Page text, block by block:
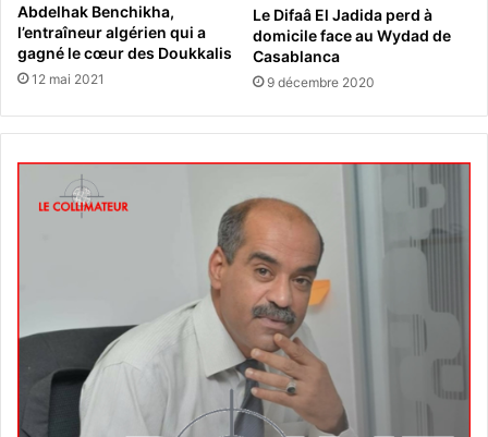
Abdelhak Benchikha,
l’entraîneur algérien qui a
gagné le cœur des Doukkalis
12 mai 2021
Le Difaâ El Jadida perd à
domicile face au Wydad de
Casablanca
9 décembre 2020